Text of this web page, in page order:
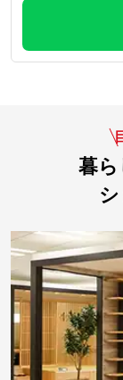
暮